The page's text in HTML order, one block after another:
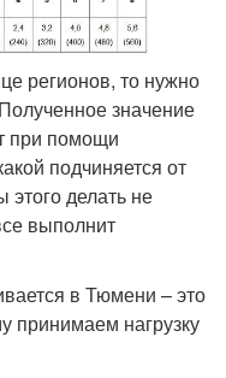
регионов, то нужно
значение
при помощи
подчиняется от
этого делать не
выполнит
в Тюмени – это
принимаем нагрузку